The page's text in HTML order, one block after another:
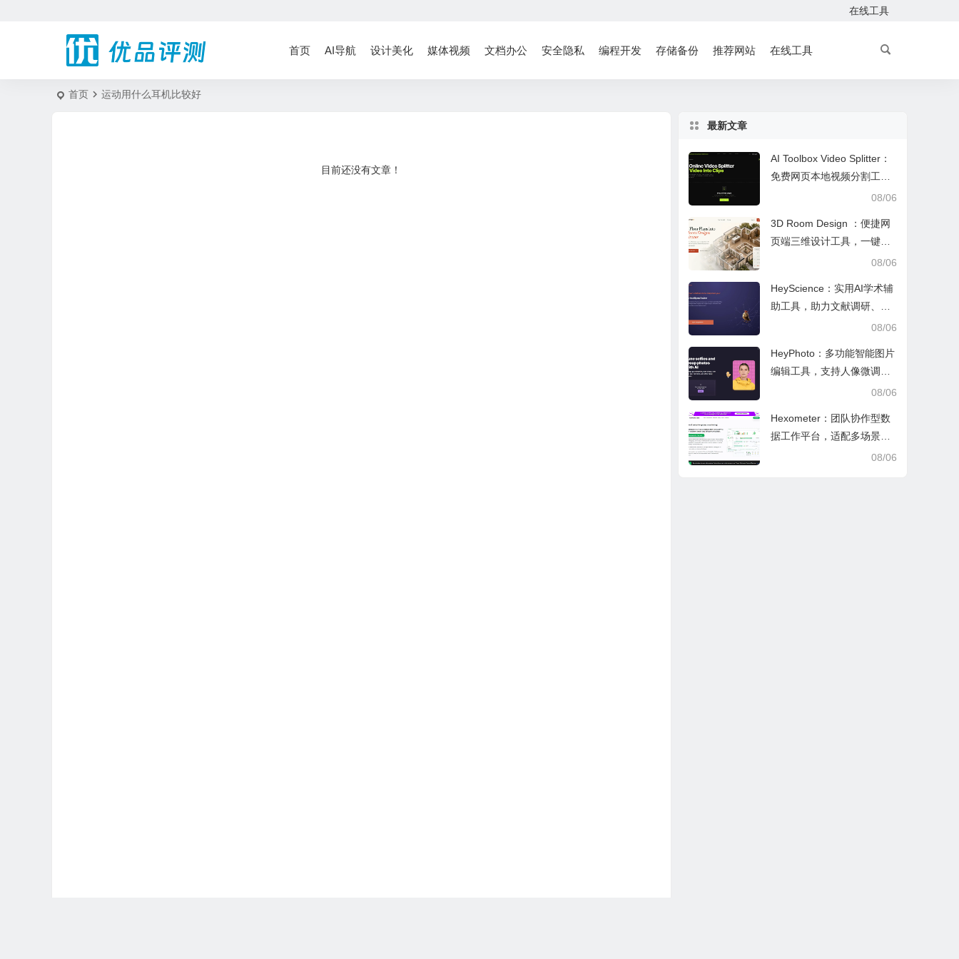
在线工具
首页 AI导航 设计美化 媒体视频 文档办公 安全隐私 编程开发 存储备份 推荐网站 在线工具
首页 运动用什么耳机比较好
目前还没有文章！
最新文章
AI Toolbox Video Splitter：
免费网页本地视频分割工
具，多模式裁切高清视频且
08/06
3D Room Design ：便捷网
页端三维设计工具，一键户
型建模、实时改色布景助力
08/06
HeyScience：实用AI学术辅
助工具，助力文献调研、论
文审阅与日常学业研究工作
08/06
HeyPhoto：多功能智能图片
编辑工具，支持人像微调、
艺术创作与日常隐私防护08/06
Hexometer：团队协作型数
据工作平台，适配多场景数
据分析、高效办公与企业安
08/06